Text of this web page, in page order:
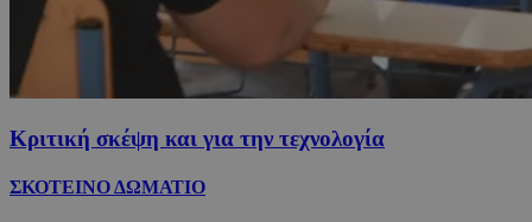
Κριτική σκέψη και για την τεχνολογία
ΣΚΟΤΕΙΝΟ ΔΩΜΑΤΙΟ